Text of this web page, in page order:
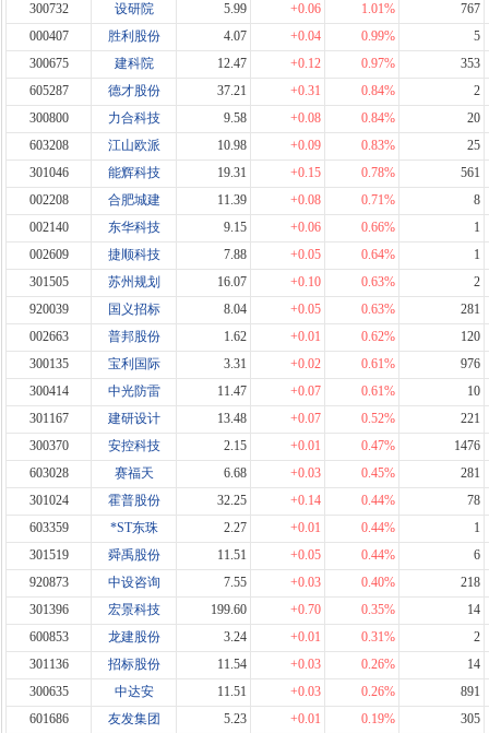
300732
设研院 5.99 +0.06 1.01%
767
000407
胜利股份 4.07 +0.04 0.99%
5
300675
建科院 12.47 +0.12 0.97%
353
605287
德才股份 37.21 +0.31 0.84%
2
300800
力合科技 9.58 +0.08 0.84%
20
603208
江山欧派 10.98 +0.09 0.83%
25
301046
能辉科技 19.31 +0.15 0.78%
561
002208
合肥城建 11.39 +0.08 0.71%
8
002140
东华科技 9.15 +0.06 0.66%
1
002609
捷顺科技 7.88 +0.05 0.64%
1
301505
苏州规划 16.07 +0.10 0.63%
2
920039
国义招标 8.04 +0.05 0.63%
281
002663
普邦股份 1.62 +0.01 0.62%
120
300135
宝利国际 3.31 +0.02 0.61%
976
300414
中光防雷 11.47 +0.07 0.61%
10
301167
建研设计 13.48 +0.07 0.52%
221
300370
安控科技 2.15 +0.01 0.47%
1476
603028
赛福天 6.68 +0.03 0.45%
281
301024
霍普股份 32.25 +0.14 0.44%
78
603359
*ST东珠 2.27 +0.01 0.44%
1
301519
舜禹股份 11.51 +0.05 0.44%
6
920873
中设咨询 7.55 +0.03 0.40%
218
301396
宏景科技 199.60 +0.70 0.35%
14
600853
龙建股份 3.24 +0.01 0.31%
2
301136
招标股份 11.54 +0.03 0.26%
14
300635
中达安 11.51 +0.03 0.26%
891
601686
友发集团 5.23 +0.01 0.19%
305